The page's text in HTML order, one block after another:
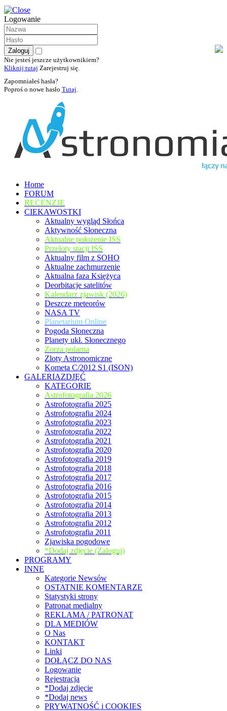
Logowanie
Nie jesteś jeszcze użytkownikiem?
Kliknij tutaj Zarejestruj się.
Zapomniałeś hasła?
Poproś o nowe hasło Tutaj.
Home
FORUM
RECENZJE
CIEKAWOSTKI
Aktualny wygląd Słońca
Aktywność Słoneczna
Aktualne położenie ISS
Przeloty stacji ISS
Aktualny film z SOHO
Aktualne zachmurzenie
Aktualna faza Księżyca
Deorbitacje satelitów
Kalendarz zjawisk (2026)
Deszcze meteorów
NASA TV
Planetarium Online
Pogoda Słoneczna
Planety ukł. Słonecznego
Zorza polarna
Zloty Astronomiczne
Kometa C/2012 S1 (ISON)
GALERIAZDJĘĆ
KATEGORIE
Astrofotografia 2026
Astrofotografia 2025
Astrofotografia 2024
Astrofotografia 2023
Astrofotografia 2022
Astrofotografia 2021
Astrofotografia 2020
Astrofotografia 2019
Astrofotografia 2018
Astrofotografia 2017
Astrofotografia 2016
Astrofotografia 2015
Astrofotografia 2014
Astrofotografia 2013
Astrofotografia 2012
Astrofotografia 2011
Zjawiska pogodowe
*Dodaj zdjęcie (Zaloguj)
PROGRAMY
INNE
Kategorie Newsów
OSTATNIE KOMENTARZE
Statystyki strony
Patronat medialny
REKLAMA / PATRONAT
DLA MEDIÓW
O Nas
KONTAKT
Linki
DOŁĄCZ DO NAS
Logowanie
Rejestracja
*Dodaj zdjęcie
*Dodaj news
PRYWATNOŚĆ i COOKIES